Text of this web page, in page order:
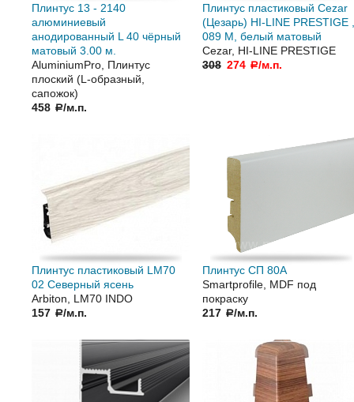
Плинтус 13 - 2140
алюминиевый
анодированный L 40 чёрный
матовый 3.00 м.
AluminiumPro, Плинтус
плоский (L-образный,
сапожок)
458 a/м.п.
Плинтус пластиковый Cezar
(Цезарь) HI-LINE PRESTIGE ,
089 М, белый матовый
Cezar, HI-LINE PRESTIGE
308 274 a/м.п.
Плинтус пластиковый LM70
02 Северный ясень
Arbiton, LM70 INDO
157 a/м.п.
Плинтус СП 80А
Smartprofile, MDF под
покраску
217 a/м.п.